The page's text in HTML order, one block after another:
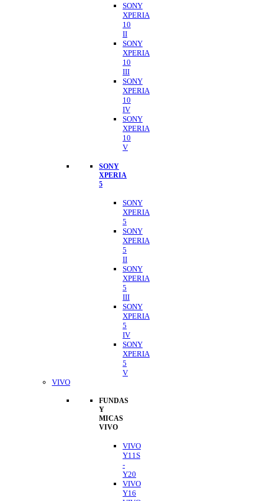
SONY
XPERIA
10
II
SONY
XPERIA
10
III
SONY
XPERIA
10
IV
SONY
XPERIA
10
V
SONY
XPERIA
5
SONY
XPERIA
5
SONY
XPERIA
5
II
SONY
XPERIA
5
III
SONY
XPERIA
5
IV
SONY
XPERIA
5
V
VIVO
FUNDAS
Y
MICAS
VIVO
VIVO
Y11S
-
Y20
VIVO
Y16